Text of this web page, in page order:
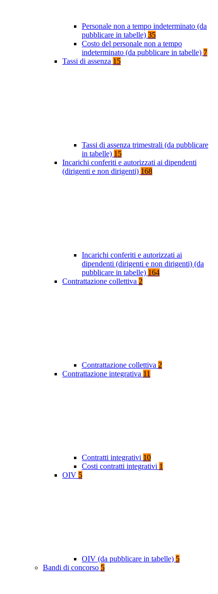
Personale non a tempo indeterminato (da
pubblicare in tabelle) 35
Costo del personale non a tempo
indeterminato (da pubblicare in tabelle) 7
Tassi di assenza 15
Tassi di assenza trimestrali (da pubblicare
in tabelle) 15
Incarichi conferiti e autorizzati ai dipendenti
(dirigenti e non dirigenti) 168
Incarichi conferiti e autorizzati ai
dipendenti (dirigenti e non dirigenti) (da
pubblicare in tabelle) 164
Contrattazione collettiva 2
Contrattazione collettiva 2
Contrattazione integrativa 11
Contratti integrativi 10
Costi contratti integrativi 1
OIV 5
OIV (da pubblicare in tabelle) 5
Bandi di concorso 5